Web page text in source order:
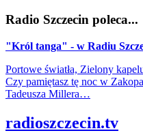
Radio Szczecin poleca...
"Król tanga" - w Radiu
Portowe światła, Zielony
Czy pamiętasz tę noc w
Tadeusza Millera…
radioszczecin.tv